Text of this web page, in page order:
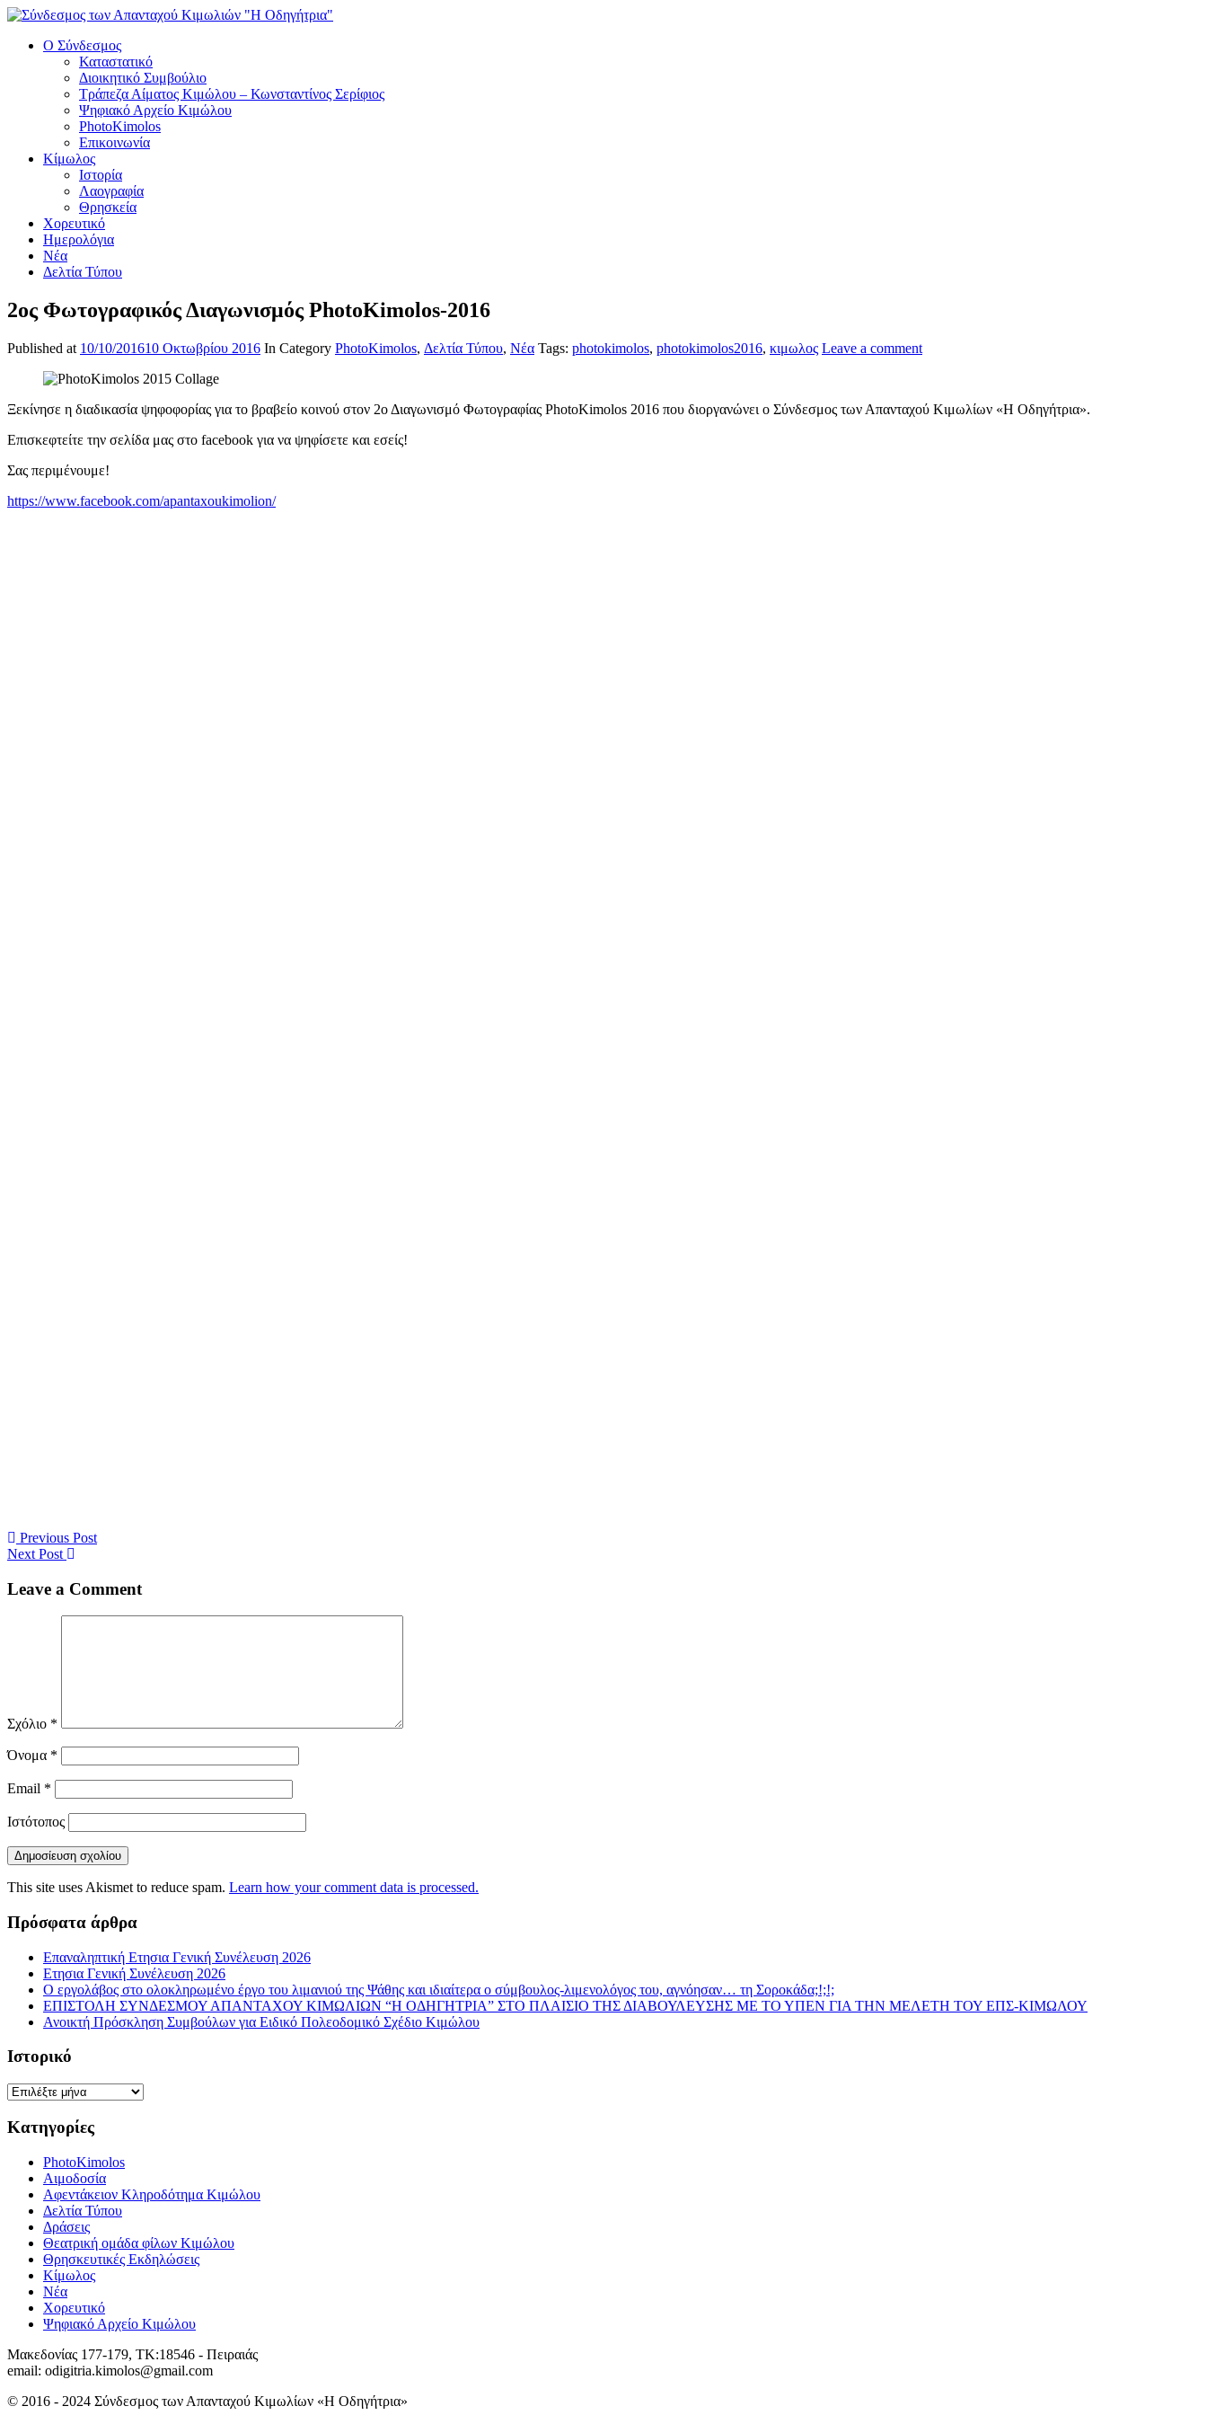
Ο Σύνδεσμος
Καταστατικό
Διοικητικό Συμβούλιο
Τράπεζα Αίματος Κιμώλου – Κωνσταντίνος Σερίφιος
Ψηφιακό Αρχείο Κιμώλου
PhotoKimolos
Επικοινωνία
Κίμωλος
Ιστορία
Λαογραφία
Θρησκεία
Χορευτικό
Ημερολόγια
Νέα
Δελτία Τύπου
2ος Φωτογραφικός Διαγωνισμός PhotoKimolos-2016
Published at 10/10/201610 Οκτωβρίου 2016 In Category PhotoKimolos, Δελτία Τύπου, Νέα Tags: photokimolos, photokimolos2016, κιμωλος Leave a comment
Ξεκίνησε η διαδικασία ψηφοφορίας για το βραβείο κοινού στον 2ο Διαγωνισμό Φωτογραφίας PhotoKimolos 2016 που διοργανώνει ο Σύνδεσμος των Απανταχού Κιμωλίων «Η Οδηγήτρια».
Επισκεφτείτε την σελίδα μας στο facebook για να ψηφίσετε και εσείς!
Σας περιμένουμε!
https://www.facebook.com/apantaxoukimolion/
Previous Post
Next Post
Leave a Comment
Σχόλιο *
Όνομα *
Email *
Ιστότοπος
This site uses Akismet to reduce spam. Learn how your comment data is processed.
Πρόσφατα άρθρα
Επαναληπτική Ετησια Γενική Συνέλευση 2026
Ετησια Γενική Συνέλευση 2026
Ο εργολάβος στο ολοκληρωμένο έργο του λιμανιού της Ψάθης και ιδιαίτερα ο σύμβουλος-λιμενολόγος του, αγνόησαν… τη Σοροκάδα;!;!;
ΕΠΙΣΤΟΛΗ ΣΥΝΔΕΣΜΟΥ ΑΠΑΝΤΑΧΟΥ ΚΙΜΩΛΙΩΝ “Η ΟΔΗΓΗΤΡΙΑ” ΣΤΟ ΠΛΑΙΣΙΟ ΤΗΣ ΔΙΑΒΟΥΛΕΥΣΗΣ ΜΕ ΤΟ ΥΠΕΝ ΓΙΑ ΤΗΝ ΜΕΛΕΤΗ ΤΟΥ ΕΠΣ-ΚΙΜΩΛΟΥ
Ανοικτή Πρόσκληση Συμβούλων για Ειδικό Πολεοδομικό Σχέδιο Κιμώλου
Ιστορικό
Ιστορικό
Κατηγορίες
PhotoKimolos
Αιμοδοσία
Αφεντάκειον Κληροδότημα Κιμώλου
Δελτία Τύπου
Δράσεις
Θεατρική ομάδα φίλων Κιμώλου
Θρησκευτικές Εκδηλώσεις
Κίμωλος
Νέα
Χορευτικό
Ψηφιακό Αρχείο Κιμώλου
Μακεδονίας 177-179, ΤΚ:18546 - Πειραιάς
email: odigitria.kimolos@gmail.com
© 2016 - 2024 Σύνδεσμος των Απανταχού Κιμωλίων «Η Οδηγήτρια»